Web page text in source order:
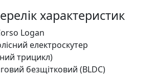
характеристик
Logan
електроскутер
трицикл)
безщітковий (BLDC)